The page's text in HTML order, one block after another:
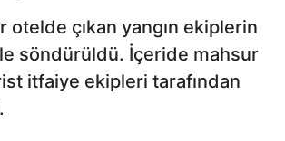
otelde çıkan yangın ekiplerin
söndürüldü. İçeride mahsur
itfaiye ekipleri tarafından